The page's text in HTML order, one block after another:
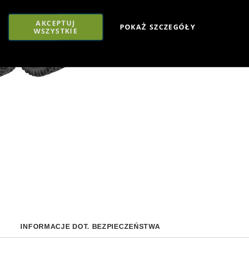
AKCEPTUJ
WSZYSTKIE
POKAŻ SZCZEGÓŁY
Koła komunalne do
INFORMACJE DOT. BEZPIECZEŃSTWA